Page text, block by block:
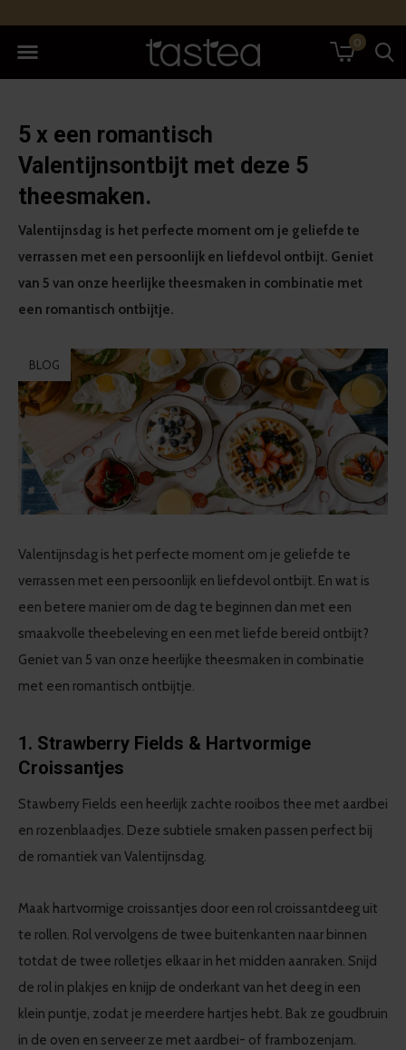
0
5 x een romantisch
Valentijnsontbijt met deze 5
theesmaken.
Valentijnsdag is het perfecte moment om je geliefde te
verrassen met een persoonlijk en liefdevol ontbijt. Geniet
van 5 van onze heerlijke theesmaken in combinatie met
een romantisch ontbijtje.
BLOG
Valentijnsdag is het perfecte moment om je geliefde te
verrassen met een persoonlijk en liefdevol ontbijt. En wat is
een betere manier om de dag te beginnen dan met een
smaakvolle theebeleving en een met liefde bereid ontbijt?
Geniet van 5 van onze heerlijke theesmaken in combinatie
met een romantisch ontbijtje.
1. Strawberry Fields & Hartvormige
Croissantjes
Stawberry Fields een heerlijk zachte rooibos thee met aardbei
en rozenblaadjes. Deze subtiele smaken passen perfect bij
de romantiek van Valentijnsdag.
Maak hartvormige croissantjes door een rol croissantdeeg uit
te rollen. Rol vervolgens de twee buitenkanten naar binnen
totdat de twee rolletjes elkaar in het midden aanraken. Snijd
de rol in plakjes en knijp de onderkant van het deeg in een
klein puntje, zodat je meerdere hartjes hebt. Bak ze goudbruin
in de oven en serveer ze met aardbei- of frambozenjam.